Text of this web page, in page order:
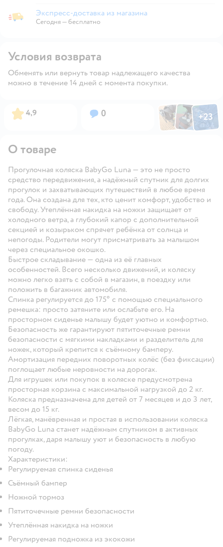
Экспресс-доставка из магазина
Экспресс-доставка из магазина
Сегодня—бесплатно
Условия возврата
Обменять или вернуть товар надлежащего качества
можно в течение 14 дней с момента покупки.
Рейтинг:
4,9 Вопросов:
0 ФотоФотоФото
+23
Открыть
О товаре
Прогулочная коляска BabyGo Luna — это не просто
средство передвижения, а надёжный спутник для долгих
прогулок и захватывающих путешествий в любое время
года. Она создана для тех, кто ценит комфорт, удобство и
свободу. Утеплённая накидка на ножки защищает от
холодного ветра, а глубокий капор с дополнительной
секцией и козырьком спрячет ребёнка от солнца и
непогоды. Родители могут присматривать за малышом
через специальное окошко.
Быстрое складывание — одна из её главных
особенностей. Всего несколько движений, и коляску
можно легко взять с собой в магазин, в поездку или
положить в багажник автомобиля.
Спинка регулируется до 175° с помощью специального
ремешка: просто затяните или ослабьте его. На
просторном сиденье малышу будет уютно и комфортно.
Безопасность же гарантируют пятиточечные ремни
безопасности с мягкими накладками и разделитель для
ножек, который крепится к съёмному бамперу.
Амортизация передних поворотных колёс (без фиксации)
поглощает любые неровности на дорогах.
Для игрушек или покупок в коляске предусмотрена
просторная корзина с максимальной нагрузкой до 2 кг.
Коляска предназначена для детей от 7 месяцев и до 3 лет,
весом до 15 кг.
Лёгкая, манёвренная и простая в использовании коляска
BabyGo Luna станет надёжным спутником в активных
прогулках, даря малышу уют и безопасность в любую
погоду.
Характеристики:
Регулируемая спинка сиденья
Съёмный бампер
Ножной тормоз
Пятиточечные ремни безопасности
Утеплённая накидка на ножки
Регулируемая подножка из экокожи